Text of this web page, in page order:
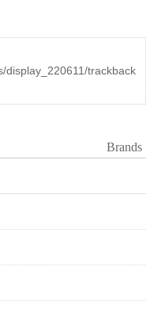
display_220611/trackback
Brands